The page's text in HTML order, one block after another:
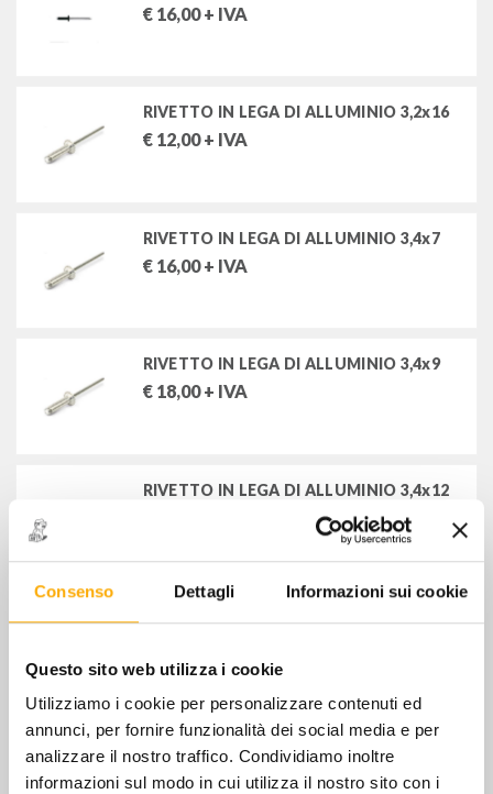
Consenso Dettagli Informazioni sui cookie
Questo sito web utilizza i cookie
Utilizziamo i cookie per personalizzare contenuti ed
annunci, per fornire funzionalità dei social media e per
analizzare il nostro traffico. Condividiamo inoltre
informazioni sul modo in cui utilizza il nostro sito con i
Stock
€ 16,00+ IVA
RIVETTO IN LEGA DI ALLUMINIO 3,2x16
€ 12,00+ IVA
RIVETTO IN LEGA DI ALLUMINIO 3,4x7
€ 16,00+ IVA
RIVETTO IN LEGA DI ALLUMINIO 3,4x9
€ 18,00+ IVA
RIVETTO IN LEGA DI ALLUMINIO 3,4x12
RIVETTO IN LEGA DI ALLUMINIO 3,4x16
€11,00+ IVA